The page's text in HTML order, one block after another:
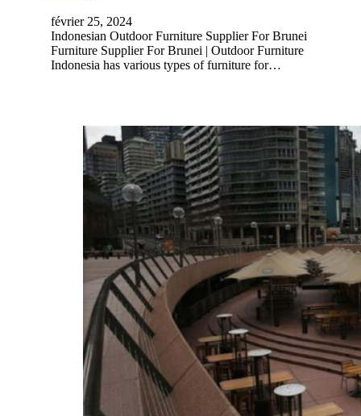
février 25, 2024
Indonesian Outdoor Furniture Supplier For Brunei
Furniture Supplier For Brunei | Outdoor Furniture
Indonesia has various types of furniture for…